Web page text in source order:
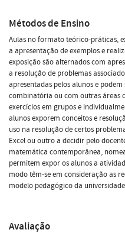
Métodos de Ensino
Aulas no formato teórico-práticas,
a apresentação de exemplos e
exposição são alternados com
a resolução de problemas
apresentadas pelos alunos e
combinatória ou com outras áreas
exercícios em grupos e
alunos exporem conceitos e
uso na resolução de certos
Excel ou outro a decidir pelo
matemática contemporânea,
permitem expor os alunos a
modo têm-se em consideração as
modelo pedagógico da
Avaliação